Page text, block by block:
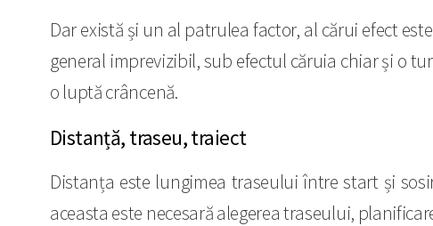
Dar există și un al patrulea factor, al cărui efect
general imprevizibil, sub efectul căruia chiar și o
o luptă crâncenă.
Distanță, traseu, traiect
Distanța este lungimea traseului între start și
aceasta este necesară alegerea traseului,